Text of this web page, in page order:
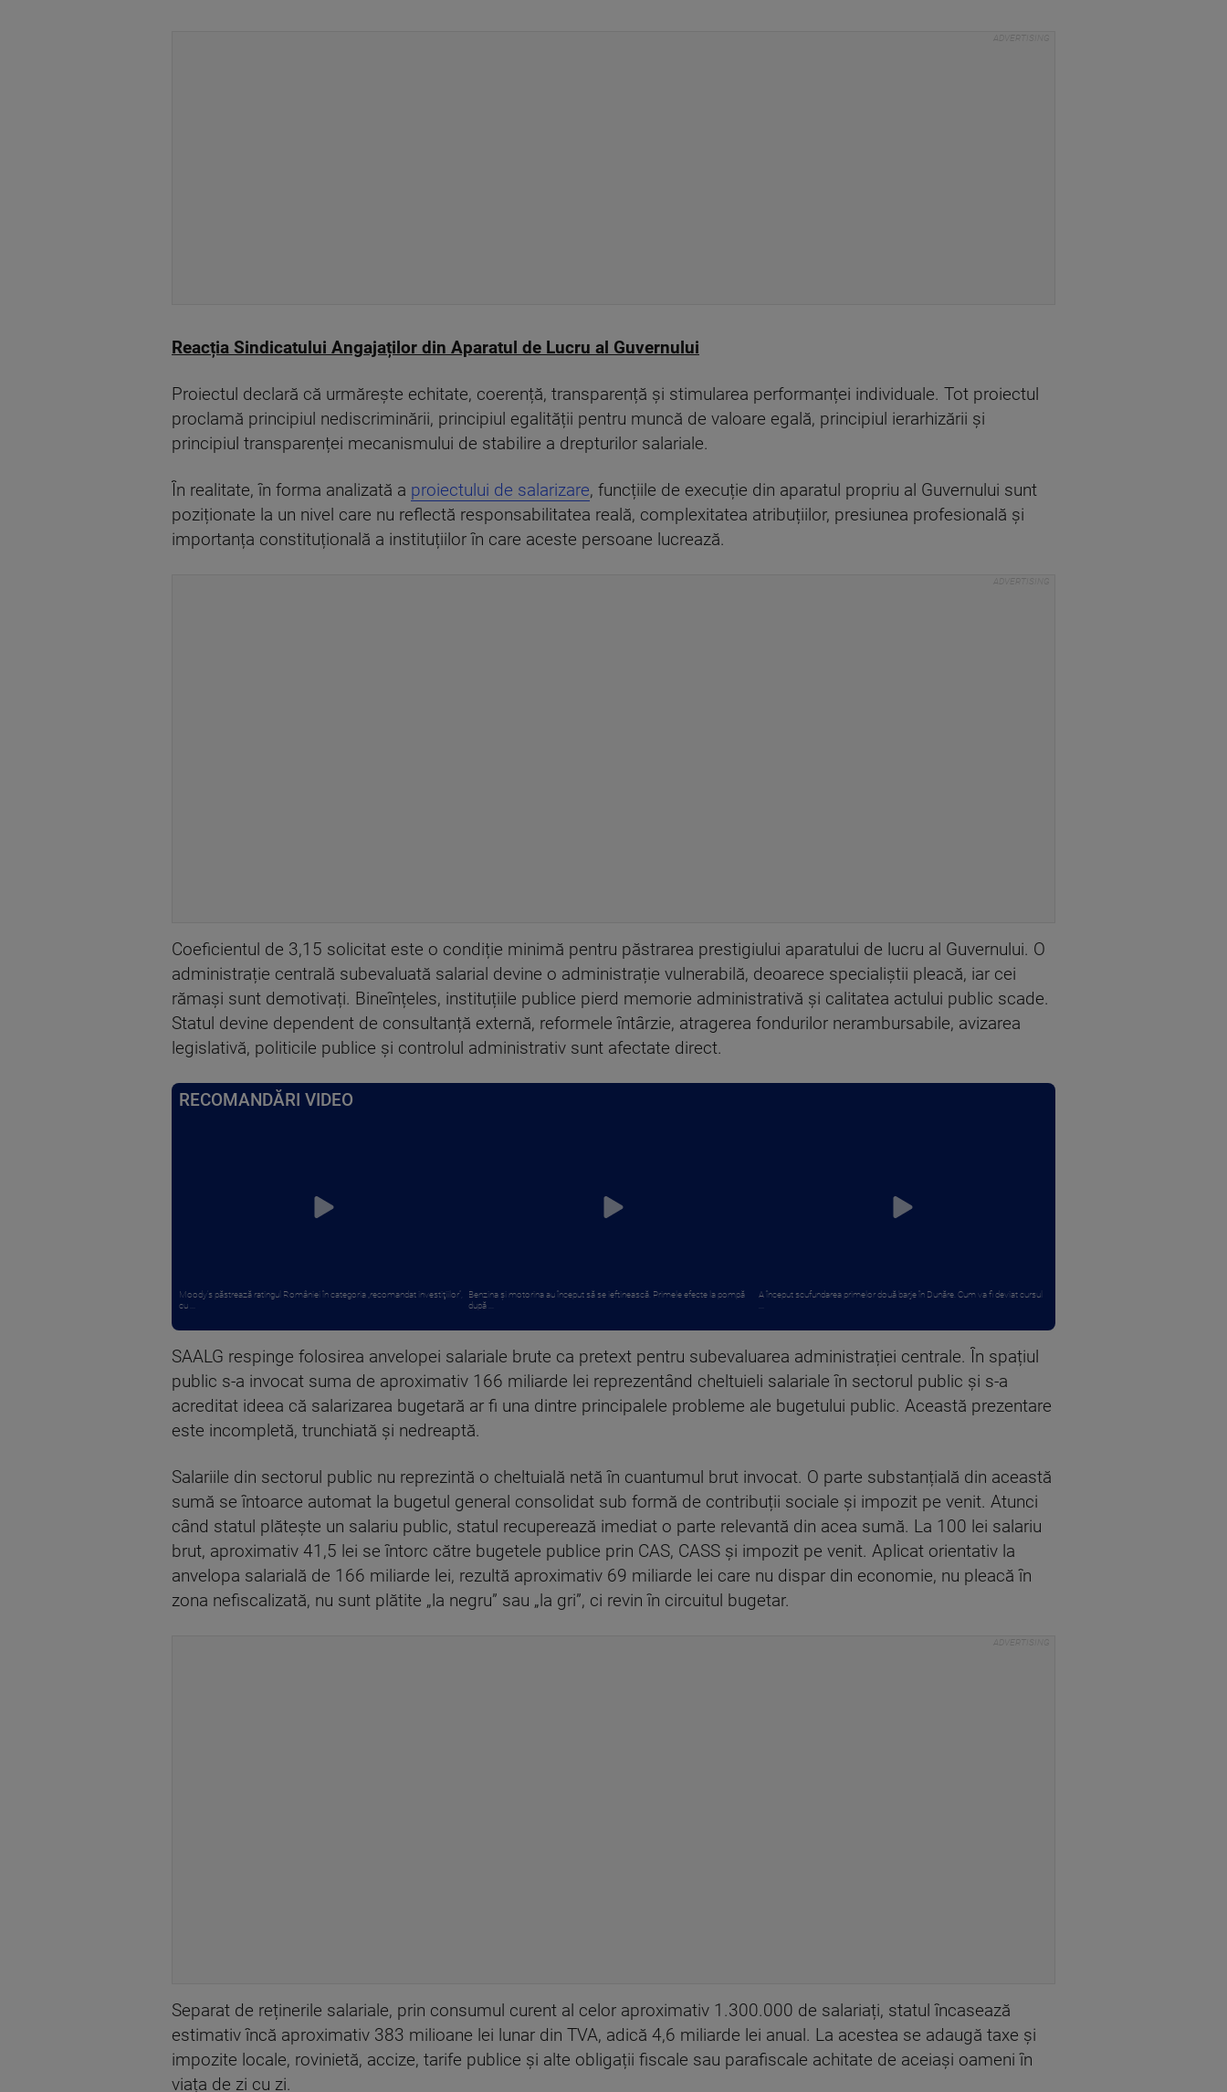
Reacția Sindicatului Angajaților din Aparatul de Lucru al Guvernului
Proiectul declară că urmărește echitate, coerență, transparență și stimularea performanței individuale. Tot proiectul
proclamă principiul nediscriminării, principiul egalității pentru muncă de valoare egală, principiul ierarhizării și
principiul transparenței mecanismului de stabilire a drepturilor salariale.
În realitate, în forma analizată a proiectului de salarizare, funcțiile de execuție din aparatul propriu al Guvernului sunt
poziționate la un nivel care nu reflectă responsabilitatea reală, complexitatea atribuțiilor, presiunea profesională și
importanța constituțională a instituțiilor în care aceste persoane lucrează.
Coeficientul de 3,15 solicitat este o condiție minimă pentru păstrarea prestigiului aparatului de lucru al Guvernului. O
administrație centrală subevaluată salarial devine o administrație vulnerabilă, deoarece specialiștii pleacă, iar cei
rămași sunt demotivați. Bineînțeles, instituțiile publice pierd memorie administrativă și calitatea actului public scade.
Statul devine dependent de consultanță externă, reformele întârzie, atragerea fondurilor nerambursabile, avizarea
legislativă, politicile publice și controlul administrativ sunt afectate direct.
RECOMANDĂRI VIDEO
Moody’s păstrează ratingul României în categoria „recomandat investiţiilor”,
cu ...
Benzina și motorina au început să se ieftinească. Primele efecte la pompă
după ...
A început scufundarea primelor două barje în Dunăre. Cum va fi deviat cursul
SAALG respinge folosirea anvelopei salariale brute ca pretext pentru subevaluarea administrației centrale. În spațiul
public s-a invocat suma de aproximativ 166 miliarde lei reprezentând cheltuieli salariale în sectorul public și s-a
acreditat ideea că salarizarea bugetară ar fi una dintre principalele probleme ale bugetului public. Această prezentare
este incompletă, trunchiată și nedreaptă.
Salariile din sectorul public nu reprezintă o cheltuială netă în cuantumul brut invocat. O parte substanțială din această
sumă se întoarce automat la bugetul general consolidat sub formă de contribuții sociale și impozit pe venit. Atunci
când statul plătește un salariu public, statul recuperează imediat o parte relevantă din acea sumă. La 100 lei salariu
brut, aproximativ 41,5 lei se întorc către bugetele publice prin CAS, CASS și impozit pe venit. Aplicat orientativ la
anvelopa salarială de 166 miliarde lei, rezultă aproximativ 69 miliarde lei care nu dispar din economie, nu pleacă în
zona nefiscalizată, nu sunt plătite „la negru” sau „la gri”, ci revin în circuitul bugetar.
Separat de reținerile salariale, prin consumul curent al celor aproximativ 1.300.000 de salariați, statul încasează
estimativ încă aproximativ 383 milioane lei lunar din TVA, adică 4,6 miliarde lei anual. La acestea se adaugă taxe și
impozite locale, rovinietă, accize, tarife publice și alte obligații fiscale sau parafiscale achitate de aceiași oameni în
viața de zi cu zi.